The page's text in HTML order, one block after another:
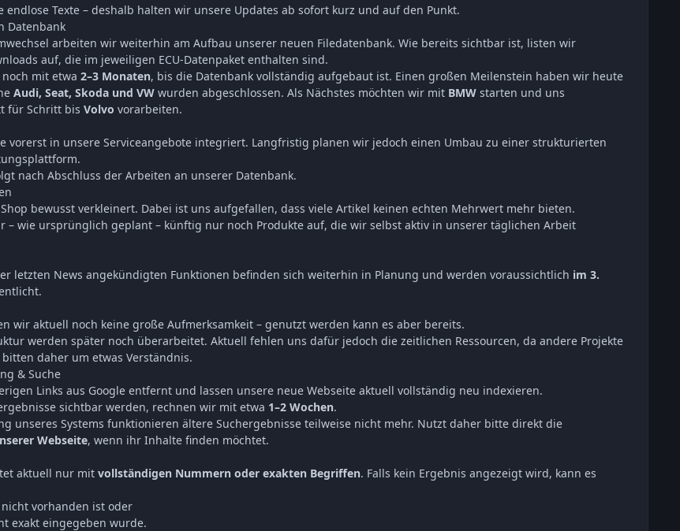
endlose Texte – deshalb halten wir unsere Updates ab sofort kurz und auf den Punkt.
Datenbank
arbeiten wir weiterhin am Aufbau unserer neuen Filedatenbank. Wie bereits sichtbar ist, listen wir
auf, die im jeweiligen ECU-Datenpaket enthalten sind.
mit etwa 2–3 Monaten, bis die Datenbank vollständig aufgebaut ist. Einen großen Meilenstein haben wir heute
Audi, Seat, Skoda und VW wurden abgeschlossen. Als Nächstes möchten wir mit BMW starten und uns
für Schritt bis Volvo vorarbeiten.
vorerst in unsere Serviceangebote integriert. Langfristig planen wir jedoch einen Umbau zu einer strukturierten
nach Abschluss der Arbeiten an unserer Datenbank.
bewusst verkleinert. Dabei ist uns aufgefallen, dass viele Artikel keinen echten Mehrwert mehr bieten.
– wie ursprünglich geplant – künftig nur noch Produkte auf, die wir selbst aktiv in unserer täglichen Arbeit
letzten News angekündigten Funktionen befinden sich weiterhin in Planung und werden voraussichtlich im 3.
wir aktuell noch keine große Aufmerksamkeit – genutzt werden kann es aber bereits.
werden später noch überarbeitet. Aktuell fehlen uns dafür jedoch die zeitlichen Ressourcen, da andere Projekte
daher um etwas Verständnis.
& Suche
Links aus Google entfernt und lassen unsere neue Webseite aktuell vollständig neu indexieren.
sichtbar werden, rechnen wir mit etwa 1–2 Wochen.
unseres Systems funktionieren ältere Suchergebnisse teilweise nicht mehr. Nutzt daher bitte direkt die
Webseite, wenn ihr Inhalte finden möchtet.
aktuell nur mit vollständigen Nummern oder exakten Begriffen. Falls kein Ergebnis angezeigt wird, kann es
vorhanden ist oder
exakt eingegeben wurde.